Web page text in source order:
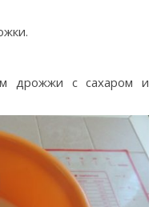
дрожжи с сахаром и